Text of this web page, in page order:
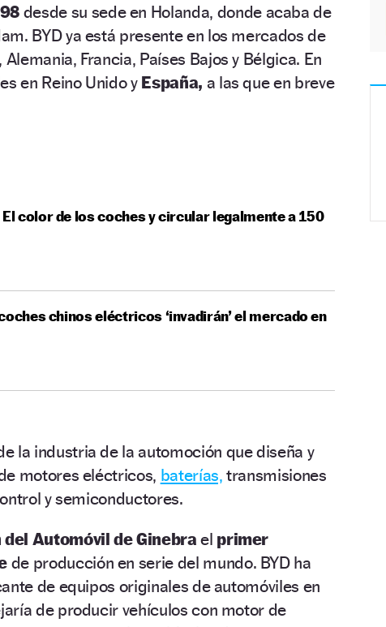
desde su sede en Holanda, donde acaba de
BYD ya está presente en los mercados de
Francia, Países Bajos y Bélgica. En
en Reino Unido yEspaña, a las que en breve
El color de los coches y circular legalmente a 150
chinos eléctricos ‘invadirán’ el mercado en
la industria de la automoción que diseña y
motores eléctricos, baterías, transmisiones
y semiconductores.
del Automóvil de Ginebra el primer
de producción en serie del mundo. BYD ha
de equipos originales de automóviles en
de producir vehículos con motor de